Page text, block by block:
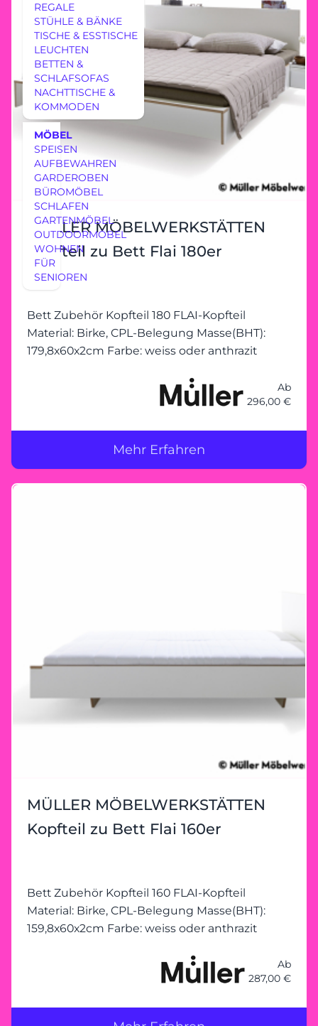
REGALE
STÜHLE & BÄNKE
TISCHE & ESSTISCHE
LEUCHTEN
BETTEN &
SCHLAFSOFAS
NACHTTISCHE &
KOMMODEN
MÖBEL
MÖBEL
SPEISEN
AUFBEWAHREN
GARDEROBEN
BÜROMÖBEL
SCHLAFEN
GARTENMÖBEL
OUTDOORMÖBEL
WOHNEN
FÜR
SENIOREN
MÜLLER MÖBELWERKSTÄTTEN
Kopfteil zu Bett Flai 180er
Bett Zubehör Kopfteil 180 FLAI-Kopfteil
Material: Birke, CPL-Belegung Masse(BHT):
179,8x60x2cm Farbe: weiss oder anthrazit
Ab
296,00 €
Mehr Erfahren
MÜLLER MÖBELWERKSTÄTTEN
Kopfteil zu Bett Flai 160er
Bett Zubehör Kopfteil 160 FLAI-Kopfteil
Material: Birke, CPL-Belegung Masse(BHT):
159,8x60x2cm Farbe: weiss oder anthrazit
Ab
287,00 €